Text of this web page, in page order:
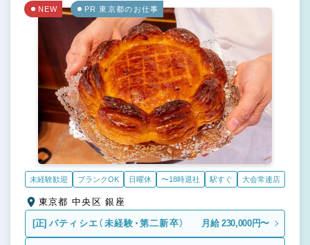
NEW PR 東京都のお仕事
未経験歓迎 ブランクOK 日曜休 〜18時退社 駅すぐ 大会常連店
東京都 中央区 銀座
[正] パティシエ（未経験・第二新卒） 月給 230,000円〜